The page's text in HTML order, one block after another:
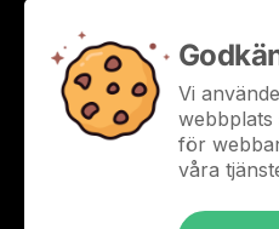
Vi
webbplats
för
våra